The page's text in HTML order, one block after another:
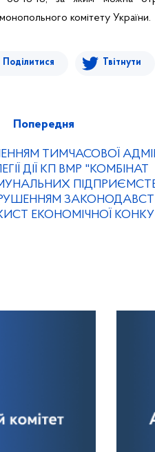
комітету України.
Поділитися Твітнути
Попередня
ТИМЧАСОВОЇ
ДІЇ КП ВМР "КОМБІНАТ
ЕКОНОМІЧНОЇ